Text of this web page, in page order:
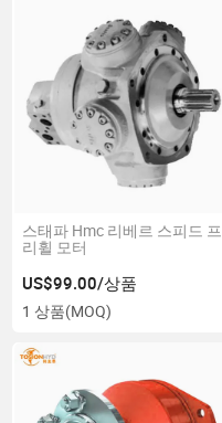
스태파 Hmc 리베르 스피드 프
리휠 모터
US$99.00/상품
1 상품(MOQ)